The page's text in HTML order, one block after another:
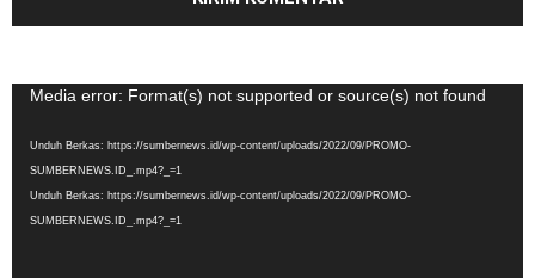
Pemutar
Media error: Format(s) not supported or source(s) not found
Unduh Berkas: https://sumbernews.id/wp-content/uploads/2022/09/PROMO-
SUMBERNEWS.ID_.mp4?_=1
Unduh Berkas: https://sumbernews.id/wp-content/uploads/2022/09/PROMO-
SUMBERNEWS.ID_.mp4?_=1